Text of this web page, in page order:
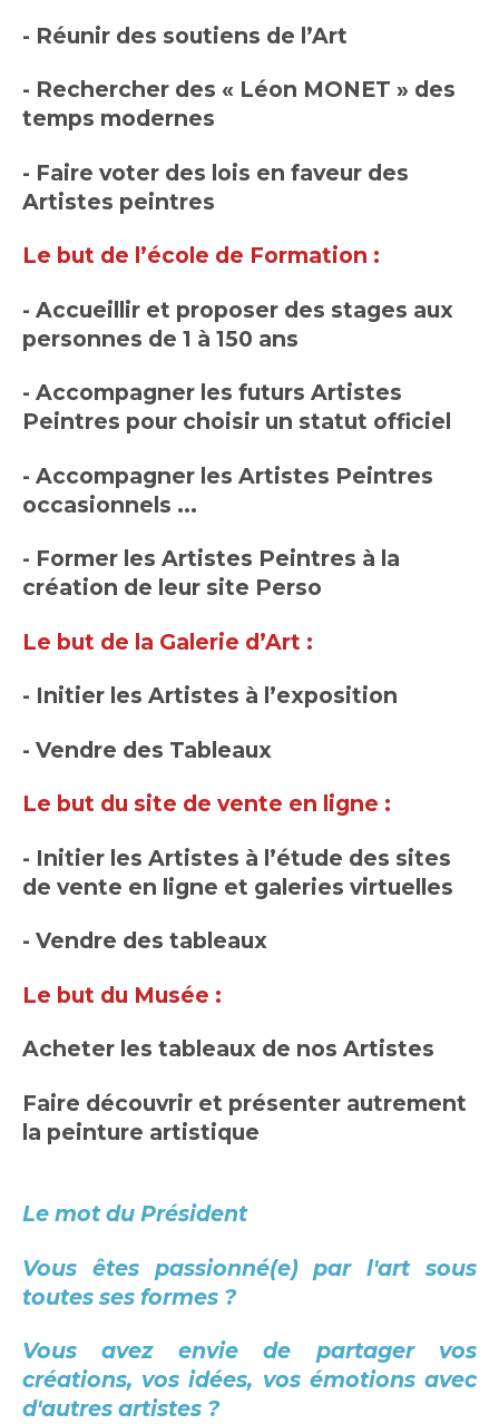
- Réunir des soutiens de l’Art
- Rechercher des « Léon MONET » des
temps modernes
- Faire voter des lois en faveur des
Artistes peintres
Le but de l’école de Formation :
- Accueillir et proposer des stages aux
personnes de 1 à 150 ans
- Accompagner les futurs Artistes
Peintres pour choisir un statut officiel
- Accompagner les Artistes Peintres
occasionnels ...
- Former les Artistes Peintres à la
création de leur site Perso
Le but de la Galerie d’Art :
- Initier les Artistes à l’exposition
- Vendre des Tableaux
Le but du site de vente en ligne :
- Initier les Artistes à l’étude des sites
de vente en ligne et galeries virtuelles
- Vendre des tableaux
Le but du Musée :
Acheter les tableaux de nos Artistes
Faire découvrir et présenter autrement
la peinture artistique
Le mot du Président
Vous êtes passionné(e) par l'art sous
toutes ses formes ?
Vous avez envie de partager vos
créations, vos idées, vos émotions avec
d'autres artistes ?